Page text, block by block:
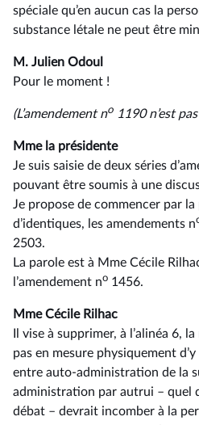
spéciale qu’en aucun cas la
substance létale ne peut être
M. Julien Odoul
Pour le moment !
(L’amendement no 1190 n’est
Mme la présidente
Je suis saisie de deux séries
pouvant être soumis à une
Je propose de commencer par la
d’identiques, les amendements n
2503.
La parole est à Mme Cécile
l’amendement no 1456.
Mme Cécile Rilhac
Il vise à supprimer, à l’alinéa 6,
pas en mesure physiquement
entre auto-administration de la
administration par autrui –⁠ quel
débat – devrait incomber à la